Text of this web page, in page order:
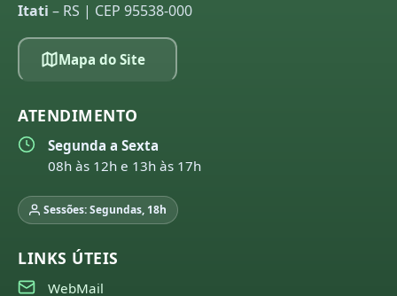
Itati – RS | CEP 95538-000
Mapa do Site
ATENDIMENTO
Segunda a Sexta
08h às 12h e 13h às 17h
Sessões: Segundas, 18h
LINKS ÚTEIS
WebMail